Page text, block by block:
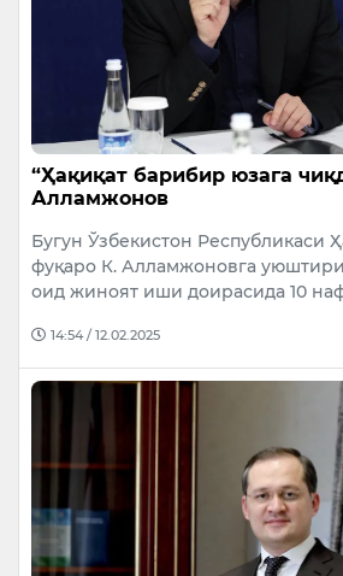
“Ҳақиқат барибир юзага
Алламжонов
Бугун Ўзбекистон Республикаси
фуқаро К. Алламжоновга
оид жиноят иши доирасида 10
14:54 / 12.02.2025